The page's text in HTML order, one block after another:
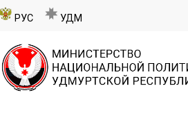
РУС УДМ